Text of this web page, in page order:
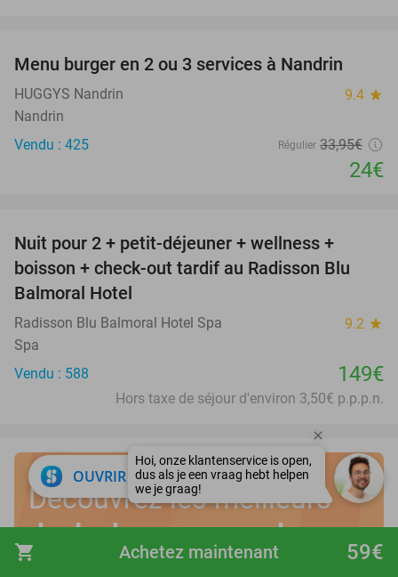
shopping_cart 59€
Achetez maintenant
Menu burger en 2 ou 3 services à Nandrin
HUGGYS Nandrin 9.4 star
Nandrin
Vendu : 425
Régulier 33,95€
24€
Nuit pour 2 + petit-déjeuner + wellness +
boisson + check-out tardif au Radisson Blu
Balmoral Hotel
Radisson Blu Balmoral Hotel Spa 9.2 star
Spa
Vendu : 588
149€
Hors taxe de séjour d'environ 3,50€ p.p.p.n.
Découvrez les meilleurs
deals de vacances dans
votre propre pays!
OUVRIR DANS L'APPLI close